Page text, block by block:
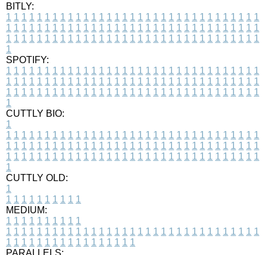
BITLY:
1 1 1 1 1 1 1 1 1 1 1 1 1 1 1 1 1 1 1 1 1 1 1 1 1 1 1 1 1 1 1 1 1
1 1 1 1 1 1 1 1 1 1 1 1 1 1 1 1 1 1 1 1 1 1 1 1 1 1 1 1 1 1 1 1 1
1 1 1 1 1 1 1 1 1 1 1 1 1 1 1 1 1 1 1 1 1 1 1 1 1 1 1 1 1 1 1 1 1
1
SPOTIFY:
1 1 1 1 1 1 1 1 1 1 1 1 1 1 1 1 1 1 1 1 1 1 1 1 1 1 1 1 1 1 1 1 1
1 1 1 1 1 1 1 1 1 1 1 1 1 1 1 1 1 1 1 1 1 1 1 1 1 1 1 1 1 1 1 1 1
1 1 1 1 1 1 1 1 1 1 1 1 1 1 1 1 1 1 1 1 1 1 1 1 1 1 1 1 1 1 1 1 1
1
CUTTLY BIO:
1
1 1 1 1 1 1 1 1 1 1 1 1 1 1 1 1 1 1 1 1 1 1 1 1 1 1 1 1 1 1 1 1 1
1 1 1 1 1 1 1 1 1 1 1 1 1 1 1 1 1 1 1 1 1 1 1 1 1 1 1 1 1 1 1 1 1
1 1 1 1 1 1 1 1 1 1 1 1 1 1 1 1 1 1 1 1 1 1 1 1 1 1 1 1 1 1 1 1 1
1
CUTTLY OLD:
1
1 1 1 1 1 1 1 1 1 1
MEDIUM:
1 1 1 1 1 1 1 1 1 1
1 1 1 1 1 1 1 1 1 1 1 1 1 1 1 1 1 1 1 1 1 1 1 1 1 1 1 1 1 1 1 1 1
1 1 1 1 1 1 1 1 1 1 1 1 1 1 1 1 1
PARALLELS: